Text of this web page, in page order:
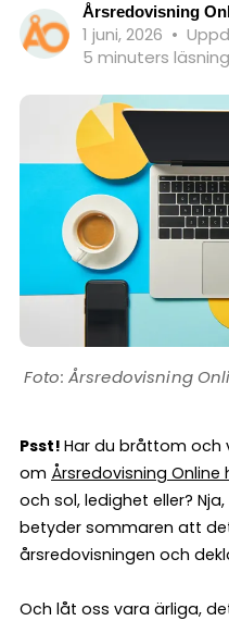
Årsredovisning
1 juni, 2026 •
5 minuters läsning
Årsredovisning
Psst! Har du bråttom och
om Årsredovisning Online
och sol, ledighet eller?
betyder sommaren att
årsredovisningen och
Och låt oss vara ärliga,